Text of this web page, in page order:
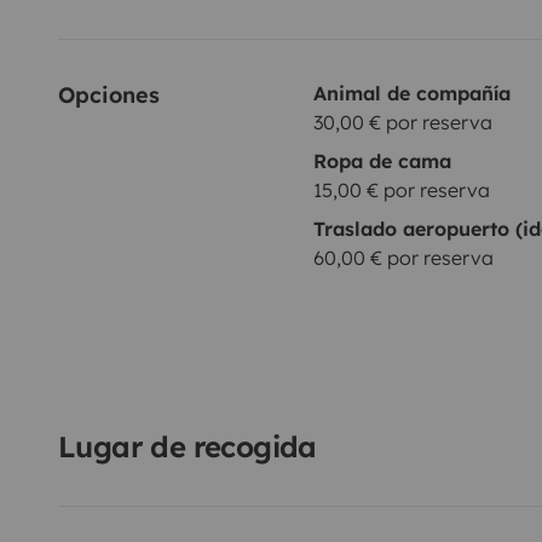
Opciones
Animal de compañía
30,00 € por reserva
Ropa de cama
15,00 € por reserva
Traslado aeropuerto
60,00 € por reserva
Lugar de recogida